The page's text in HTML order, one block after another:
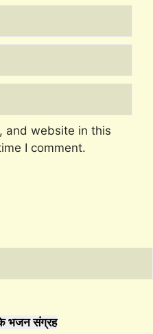
and website in this
I comment.
भजन संग्रह